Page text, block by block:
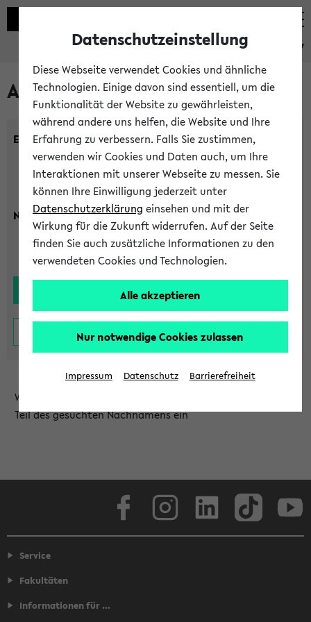
eKVV
Alle Lehrenden
Einrichtung:
Nachname:
Wählen Sie die Einrichtung aus und/oder geben Sie einen
Teil des gesuchten Nachnamens ein
Service
Fakultäten
Informationen für ...
Datenschutzeinstellung
Diese Webseite verwendet Cookies und ähnliche
Technologien. Einige davon sind essentiell, um die
Funktionalität der Website zu gewährleisten,
während andere uns helfen, die Website und Ihre
Erfahrung zu verbessern. Falls Sie zustimmen,
verwenden wir Cookies und Daten auch, um Ihre
Interaktionen mit unserer Webseite zu messen. Sie
können Ihre Einwilligung jederzeit unter
Datenschutzerklärung einsehen und mit der
Wirkung für die Zukunft widerrufen. Auf der Seite
finden Sie auch zusätzliche Informationen zu den
verwendeten Cookies und Technologien.
Alle akzeptieren
Nur notwendige Cookies zulassen
Impressum Datenschutz Barrierefreiheit